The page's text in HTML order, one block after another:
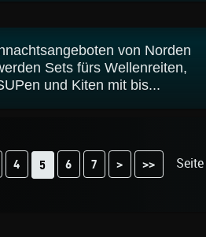
von Norden
Sets fürs Wellenreiten,
und Kiten mit bis...
4 5 6 7 > >> Seite